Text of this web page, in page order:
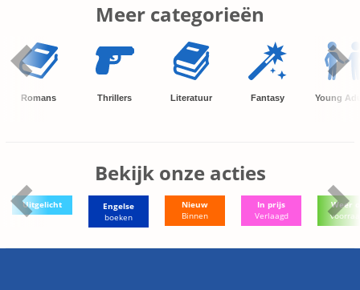
Meer categorieën
Romans Thrillers Literatuur Fantasy Young
Bekijk onze acties
Uitgelicht
Engelse
boeken
Nieuw
Binnen
In prijs
Verlaagd
Weer